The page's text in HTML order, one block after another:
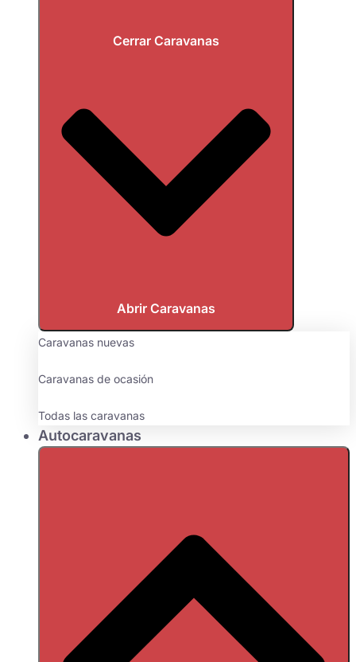
Cerrar Caravanas
Abrir Caravanas
Caravanas nuevas
Caravanas de ocasión
Todas las caravanas
Autocaravanas